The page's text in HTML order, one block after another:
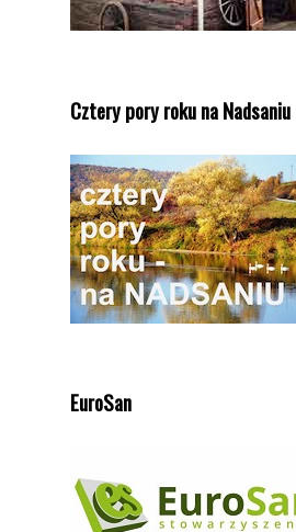
Cztery pory roku na Nadsaniu
EuroSan